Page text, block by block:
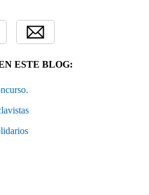
ESTE BLOG: